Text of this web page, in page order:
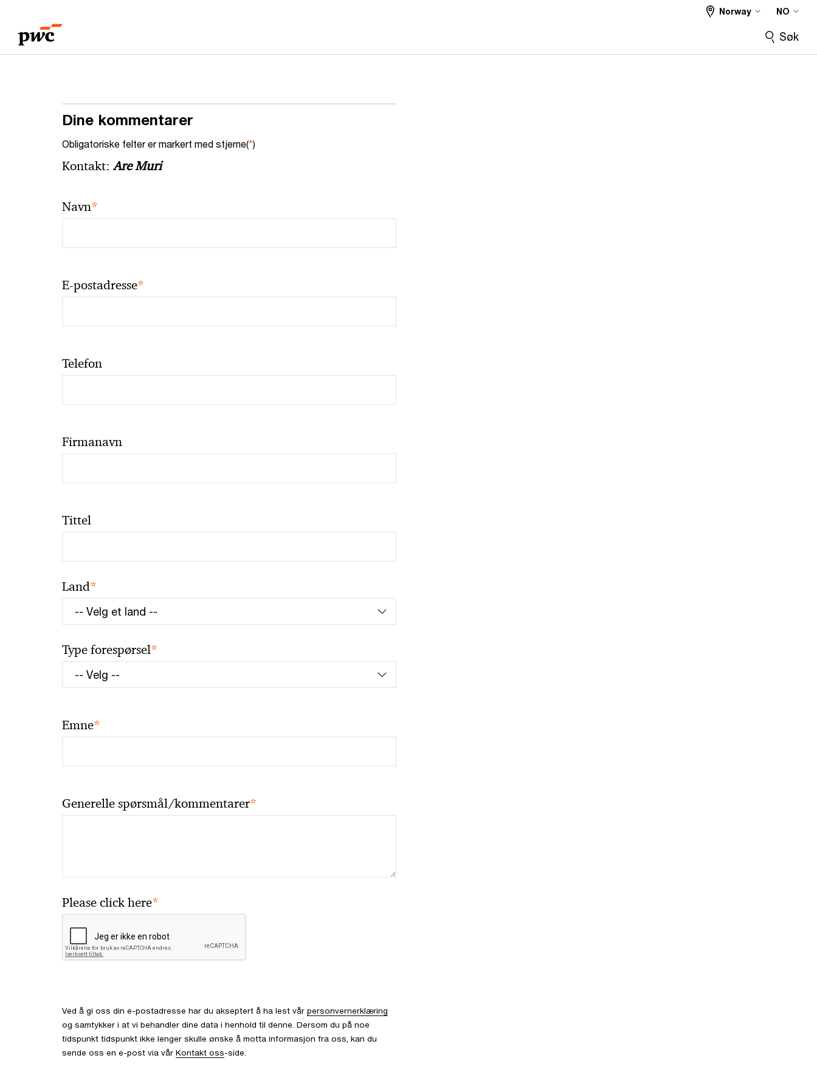
content
footer
Norway NO
Søk
Dine kommentarer
Obligatoriske felter er markert med stjerne(*)
Kontakt:Are Muri
Navn*
E-postadresse*
Telefon
Firmanavn
Tittel
Land*
Type forespørsel*
Emne*
Generelle spørsmål/kommentarer*
Please click here*
Ved å gi oss din e-postadresse har du akseptert å ha lest vår personvernerklæring
og samtykker i at vi behandler dine data i henhold til denne. Dersom du på noe
tidspunkt tidspunkt ikke lenger skulle ønske å motta informasjon fra oss, kan du
sende oss en e-post via vår Kontakt oss-side.